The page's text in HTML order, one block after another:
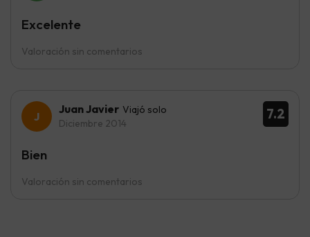
Valoración sin comentarios
Excelente
7.2
Juan Javier Viajó solo
Diciembre 2014
Valoración sin comentarios
Bien